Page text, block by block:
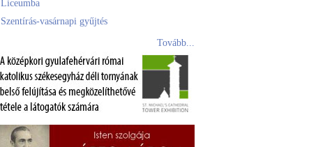
Líceumba
Szentírás-vasárnapi gyűjtés
Tovább...